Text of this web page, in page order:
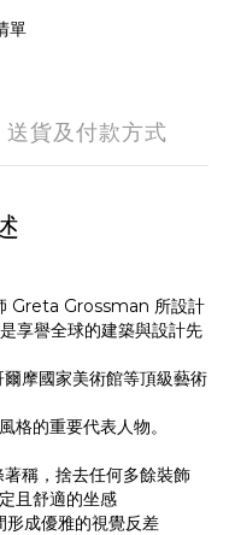
單
送貨及付款方式
Greta Grossman 所設計
享譽全球的建築與設計先
摩國家美術館等頂級藝術
的重要代表人物。
稱，捨去任何多餘裝飾
且舒適的坐感
形成優雅的視覺反差